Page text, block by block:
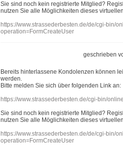
Sie sind noch kein registrierte Mitglied?
nutzen Sie alle Möglichkeiten dieses
https://www.strassederbesten.de/de/cgi-bin/
operation=FormCreateUser
geschrieben
Bereits hinterlassene Kondolenzen können
werden.
Bitte melden Sie sich über folgenden Link an:
https://www.strassederbesten.de/cgi-bin/
Sie sind noch kein registrierte Mitglied?
nutzen Sie alle Möglichkeiten dieses
https://www.strassederbesten.de/de/cgi-bin/
operation=FormCreateUser